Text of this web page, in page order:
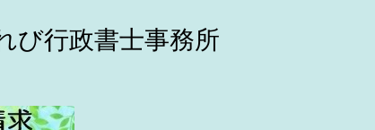
び行政書士事務所